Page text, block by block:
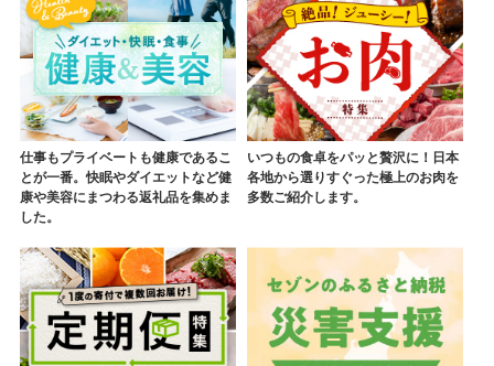
仕事もプライベートも健康であるこ
とが一番。快眠やダイエットなど健
康や美容にまつわる返礼品を集めま
した。
いつもの食卓をパッと贅沢に！日本
各地から選りすぐった極上のお肉を
多数ご紹介します。